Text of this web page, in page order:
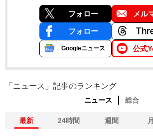
フォロー メル
フォロー
Googleニュース 公式
「ニュース」記事のランキング
ニュース 総合
最新 24時間 週間